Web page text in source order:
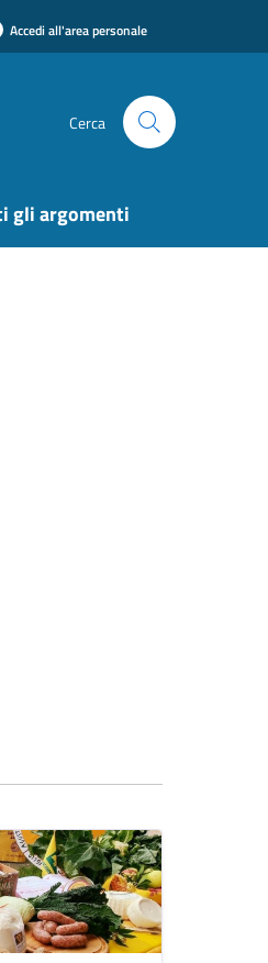
Accedi all'area personale
Cerca
gli argomenti